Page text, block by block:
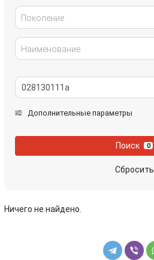
Kia
Land Rover
Mazda
Nissan
Поколение
Наименование
Дополнительные параметры
Поиск 0
Сбросить
Ничего не найдено.